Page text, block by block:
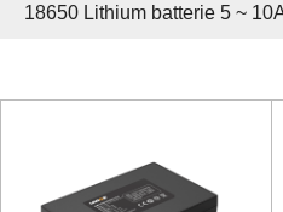
18650 Lithium batterie 5 ~